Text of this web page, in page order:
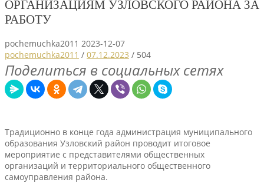
ОРГАНИЗАЦИЯМ УЗЛОВСКОГО РАЙОНА ЗА
РАБОТУ
pochemuchka2011 2023-12-07
pochemuchka2011 / 07.12.2023 / 504
Поделиться в социальных сетях
Традиционно в конце года администрация муниципального
образования Узловский район проводит итоговое
мероприятие с представителями общественных
организаций и территориального общественного
самоуправления района.